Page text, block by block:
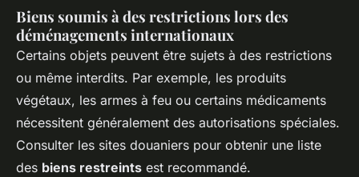
Biens soumis à des restrictions lors des
déménagements internationaux
Certains objets peuvent être sujets à des restrictions
ou même interdits. Par exemple, les produits
végétaux, les armes à feu ou certains médicaments
nécessitent généralement des autorisations spéciales.
Consulter les sites douaniers pour obtenir une liste
des biens restreints est recommandé.